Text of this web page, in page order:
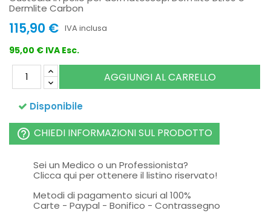
Dermlite Carbon
115,90 € IVA inclusa
95,00 € IVA Esc.
AGGIUNGI AL CARRELLO
Disponibile
help_outline CHIEDI INFORMAZIONI SUL PRODOTTO
Sei un Medico o un Professionista?
Clicca qui per ottenere il listino riservato!
Metodi di pagamento sicuri al 100%
Carte - Paypal - Bonifico - Contrassegno